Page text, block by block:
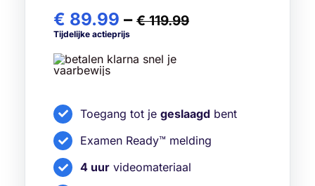
€ 89.99 – € 119.99
Tijdelijke actieprijs
Toegang tot jegeslaagd bent
Examen Ready™ melding
4 uur videomateriaal